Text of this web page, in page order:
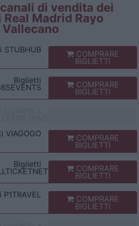
di vendita dei
Madrid Rayo
Vallecano
STUBHUB COMPRARE
BIGLIETTI
Biglietti
COMPRARE
BIGLIETTI
VIAGOGO COMPRARE
BIGLIETTI
Biglietti
COMPRARE
BIGLIETTI
P1TRAVEL COMPRARE
BIGLIETTI